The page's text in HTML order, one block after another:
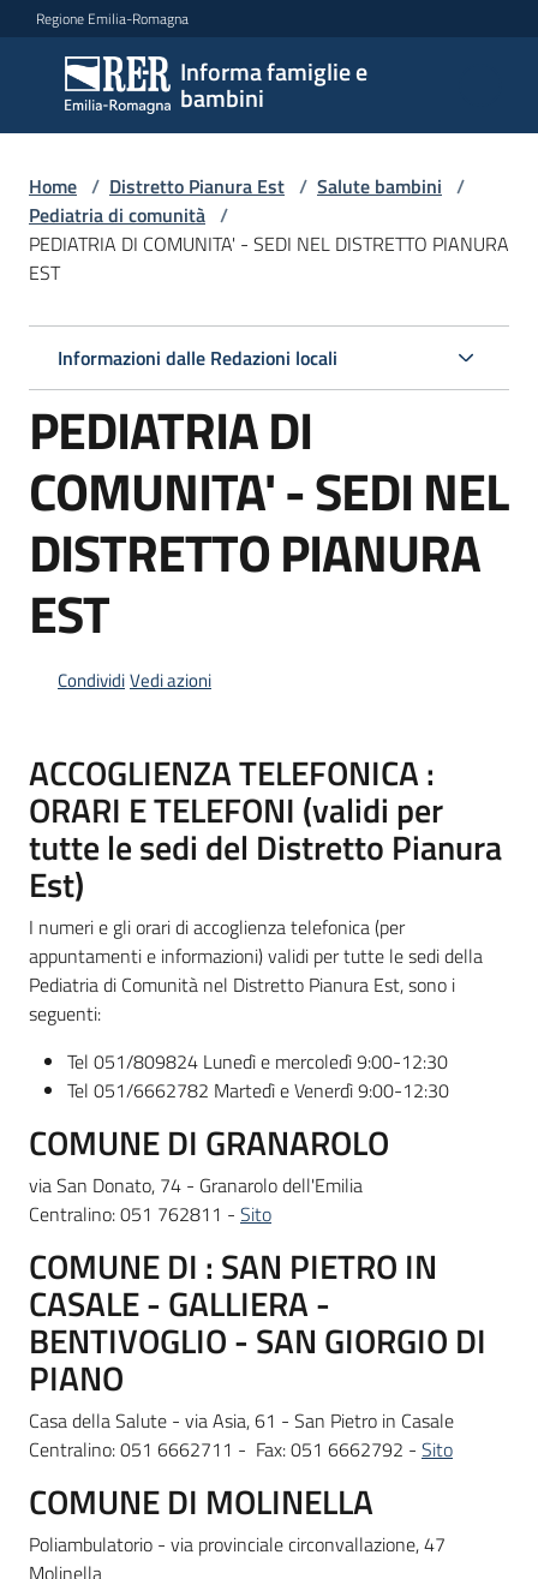
Vai al contenuto
Vai alla navigazione
Vai al footer
Regione Emilia-Romagna
Informa famiglie e
bambini
Informa
famiglie
e
bambini
Argomenti
Servizi
Centri
per
le
Informazioni
Newsletter
Home / Distretto Pianura Est / Salute bambini /
Pediatria di comunità /
PEDIATRIA DI COMUNITA' - SEDI NEL DISTRETTO PIANURA
EST
Informazioni dalle Redazioni locali
PEDIATRIA DI
COMUNITA' - SEDI NEL
DISTRETTO PIANURA
EST
CondividiVedi azioni
ACCOGLIENZA TELEFONICA :
ORARI E TELEFONI (validi per
tutte le sedi del Distretto Pianura
Est)
I numeri e gli orari di accoglienza telefonica (per
appuntamenti e informazioni) validi per tutte le sedi della
Pediatria di Comunità nel Distretto Pianura Est, sono i
seguenti:
Tel 051/809824 Lunedì e mercoledì 9:00-12:30
Tel 051/6662782 Martedì e Venerdì 9:00-12:30
COMUNE DI GRANAROLO
via San Donato, 74 - Granarolo dell'Emilia
Centralino: 051 762811 - Sito
COMUNE DI : SAN PIETRO IN
CASALE - GALLIERA -
BENTIVOGLIO - SAN GIORGIO DI
PIANO
Casa della Salute - via Asia, 61 - San Pietro in Casale
Centralino: 051 6662711 - Fax: 051 6662792 - Sito
COMUNE DI MOLINELLA
Poliambulatorio - via provinciale circonvallazione, 47
Molinella